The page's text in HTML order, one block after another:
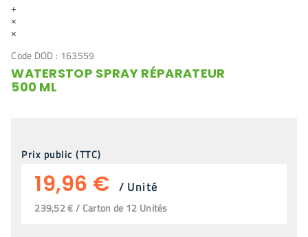
+
×
×
Code DOD : 163559
WATERSTOP SPRAY RÉPARATEUR
500 ML
Prix public (TTC)
19,96 € / Unité
239,52 € / Carton de 12 Unités